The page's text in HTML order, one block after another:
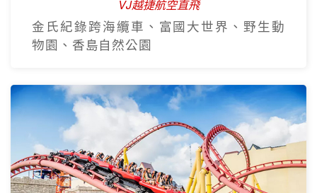
VJ越捷航空直飛
金氏紀錄跨海纜車、富國大世界、野生動
物園、香島自然公園